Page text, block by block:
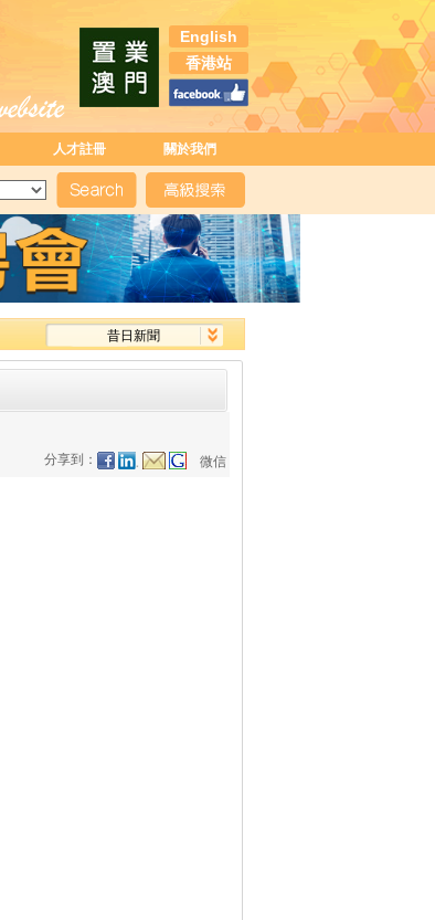
English
香港站
人才註冊 關於我們
昔日新聞
分享到：
微信